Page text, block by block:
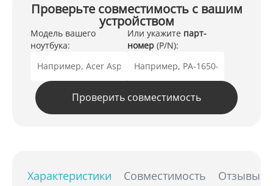
Проверьте совместимость с вашим
устройством
Модель вашего
ноутбука:
Или укажите парт-
номер (P/N):
Проверить совместимость
Характеристики Совместимость Отзывы